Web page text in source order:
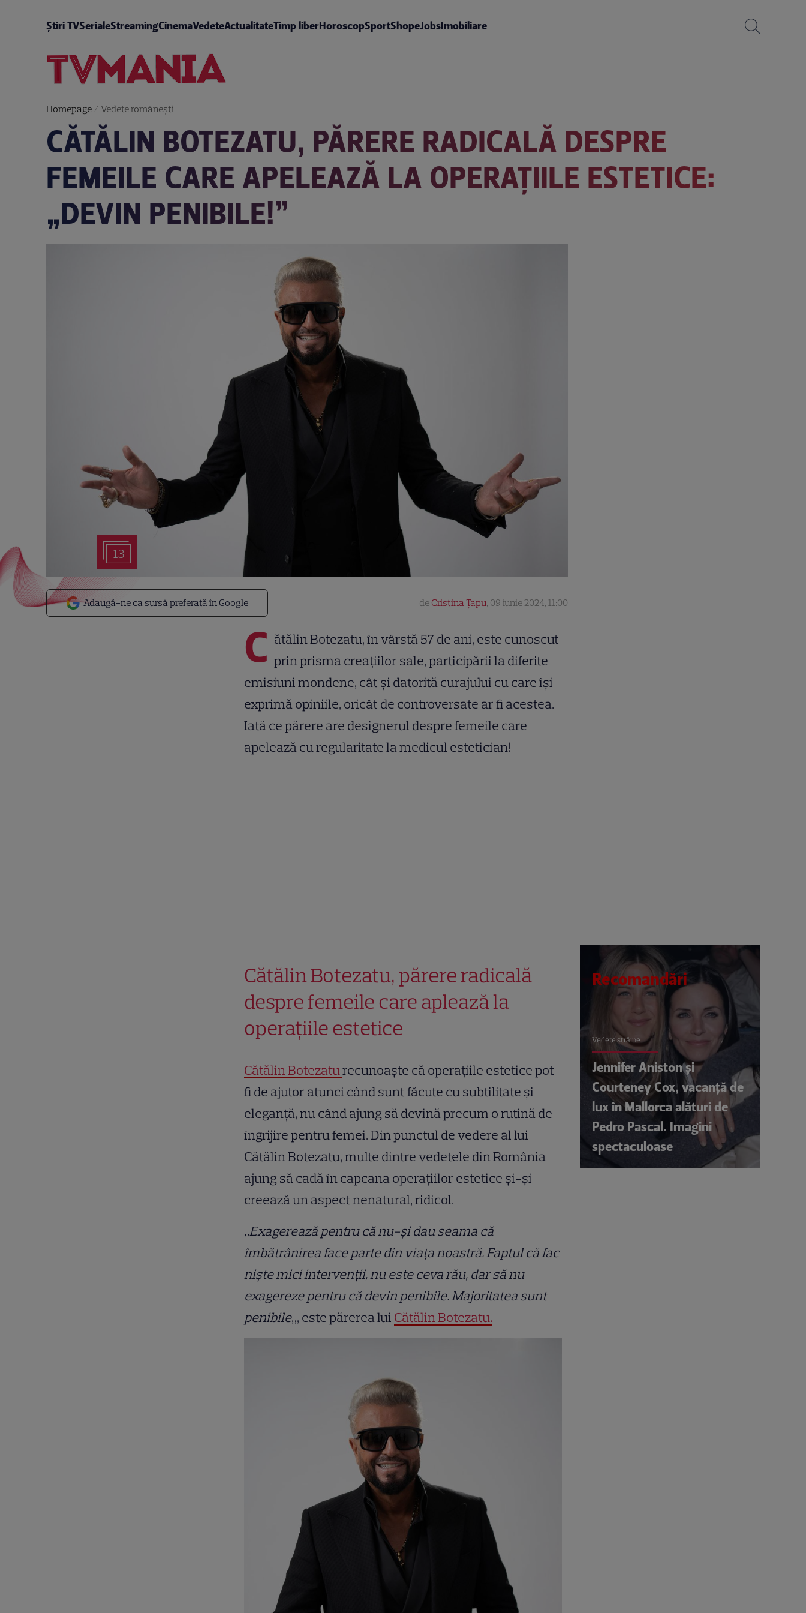
Știri TVSerialeStreamingCinemaVedeteActualitateTimp liberHoroscopSportShopeJobsImobiliare
Homepage/ Vedete româneşti
CĂTĂLIN BOTEZATU, PĂRERE RADICALĂ DESPRE
FEMEILE CARE APELEAZĂ LA OPERAȚIILE ESTETICE:
„DEVIN PENIBILE!”
13
Adaugă-ne ca sursă preferată în Google de Cristina Țapu, 09 iunie 2024, 11:00
C ătălin Botezatu, în vârstă 57 de ani, este cunoscut
prin prisma creațiilor sale, participării la diferite
emisiuni mondene, cât și datorită curajului cu care își
exprimă opiniile, oricât de controversate ar fi acestea.
Iată ce părere are designerul despre femeile care
apelează cu regularitate la medicul estetician!
Cătălin Botezatu, părere radicală
despre femeile care aplează la
operațiile estetice
Cătălin Botezaturecunoaște că operațiile estetice pot
fi de ajutor atunci când sunt făcute cu subtilitate și
eleganță, nu când ajung să devină precum o rutină de
îngrijire pentru femei. Din punctul de vedere al lui
Cătălin Botezatu, multe dintre vedetele din România
ajung să cadă în capcana operațiilor estetice și-și
creează un aspect nenatural, ridicol.
„Exagerează pentru că nu-și dau seama că
îmbătrânirea face parte din viața noastră. Faptul că fac
niște mici intervenții, nu este ceva rău, dar să nu
exagereze pentru că devin penibile. Majoritatea sunt
penibile„, este părerea lui Cătălin Botezatu.
Recomandări
Vedete străine
Jennifer Aniston și
Courteney Cox, vacanță de
lux în Mallorca alături de
Pedro Pascal. Imagini
spectaculoase